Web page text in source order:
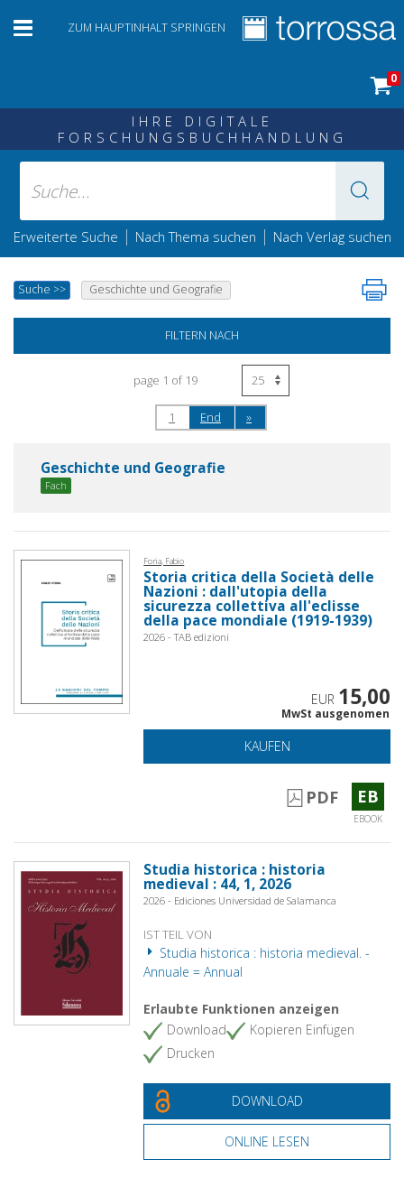
ZUM HAUPTINHALT SPRINGEN
0
IHRE DIGITALE
FORSCHUNGSBUCHHANDLUNG
Erweiterte Suche | Nach Thema suchen | Nach Verlag suchen
Suche >> Geschichte und Geografie
FILTERN NACH
page 1 of 19
1 End »
Geschichte und Geografie
Fach
Foria, Fabio
Storia critica della Società delle
Nazioni : dall'utopia della
sicurezza collettiva all'eclisse
della pace mondiale (1919-1939)
2026 - TAB edizioni
EUR 15,00
MwSt ausgenomen
KAUFEN
PDF EB
EBOOK
Studia historica : historia
medieval : 44, 1, 2026
2026 - Ediciones Universidad de Salamanca
IST TEIL VON
Studia historica : historia medieval. -
Annuale = Annual
Erlaubte Funktionen anzeigen
Download
Kopieren Einfügen
Drucken
DOWNLOAD
ONLINE LESEN